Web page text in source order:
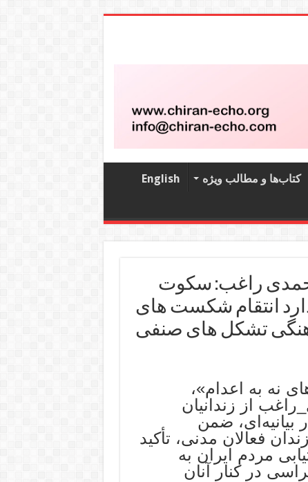
کتاب‌‌ها و مطالب ویژه English
احمدی راغب: سکوت
انتقام شکست های
تشکل های صنفی
نه به اعدام»،
از زندانیان
بیانیه‌ای، ضمن
فعالان مدنی، تأکید
مردم ایران به
در کنار آنان